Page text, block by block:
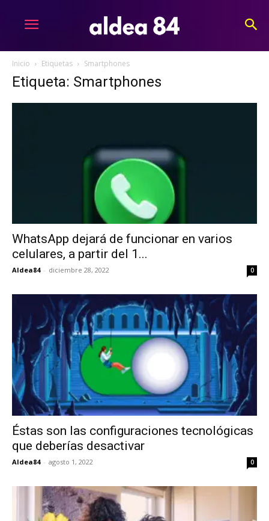
Inicio Etiquetas Smartphones
Etiqueta: Smartphones
WhatsApp dejará de funcionar en varios
celulares, a partir del 1...
Aldea84 - diciembre 28, 2022 0
Éstas son las configuraciones tecnológicas
que deberías desactivar
Aldea84 - agosto 1, 2022 0